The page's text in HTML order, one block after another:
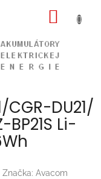
DU21/
Li-
Značka: Avacom